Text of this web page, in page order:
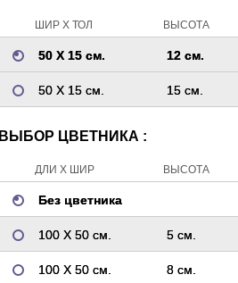
ШИР Х ТОЛ ВЫСОТА
50 Х 15 см. 12 см.
50 Х 15 см. 15 см.
ВЫБОР ЦВЕТНИКА :
ДЛИ Х ШИР ВЫСОТА
Без цветника
100 Х 50 см. 5 см.
100 Х 50 см. 8 см.